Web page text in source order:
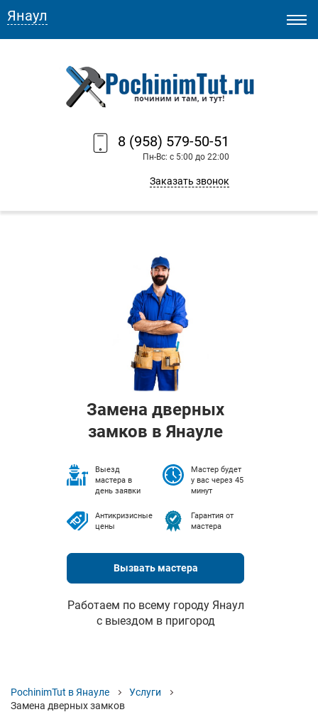
8 (958) 579-50-51
Пн-Вс: с 5:00 до 22:00
Заказать звонок
Янаул
Замена дверных
замков в Янауле
Выезд
мастера в
день заявки
Мастер будет
у вас через 45
минут
Антикризисные
цены
Гарантия от
мастера
Вызвать мастера
Работаем по всему городу Янаул
с выездом в пригород
PochinimTut в Янауле
Услуги
Замена дверных замков